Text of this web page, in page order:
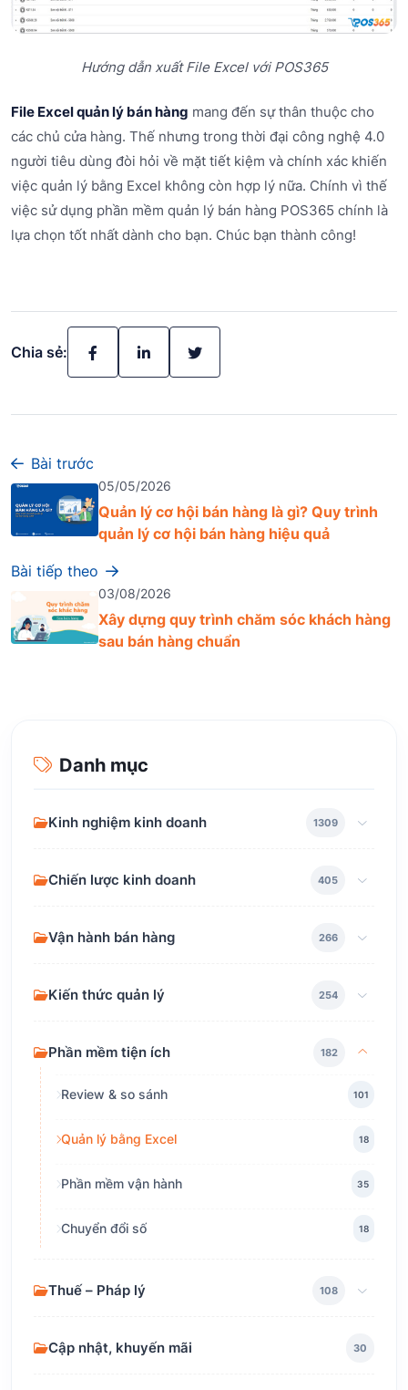
Hướng dẫn xuất File Excel với POS365
File Excel quản lý bán hàng mang đến sự thân thuộc cho
các chủ cửa hàng. Thế nhưng trong thời đại công nghệ 4.0
người tiêu dùng đòi hỏi về mặt tiết kiệm và chính xác khiến
việc quản lý bằng Excel không còn hợp lý nữa. Chính vì thế
việc sử dụng phần mềm quản lý bán hàng POS365 chính là
lựa chọn tốt nhất dành cho bạn. Chúc bạn thành công!
Chia sẻ:
Bài trước
05/05/2026
Quản lý cơ hội bán hàng là gì? Quy trình
quản lý cơ hội bán hàng hiệu quả
Bài tiếp theo
03/08/2026
Xây dựng quy trình chăm sóc khách hàng
sau bán hàng chuẩn
Danh mục
Kinh nghiệm kinh doanh 1309
Chiến lược kinh doanh 405
Vận hành bán hàng 266
Kiến thức quản lý 254
Phần mềm tiện ích 182
Review & so sánh 101
Quản lý bằng Excel 18
Phần mềm vận hành 35
Chuyển đổi số 18
Thuế – Pháp lý 108
Cập nhật, khuyến mãi 30